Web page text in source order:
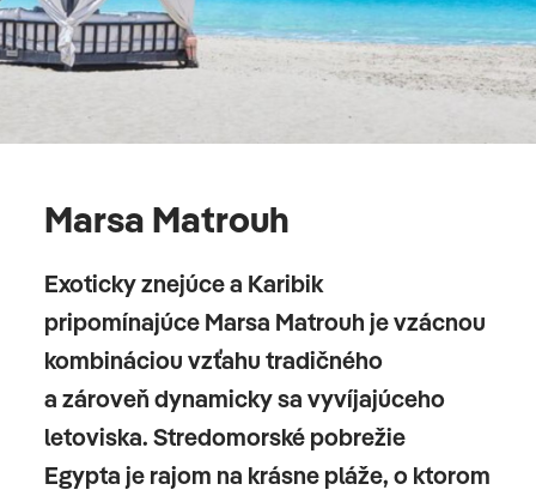
Marsa Matrouh
Exoticky znejúce a Karibik
pripomínajúce Marsa Matrouh je vzácnou
kombináciou vzťahu tradičného
a zároveň dynamicky sa vyvíjajúceho
letoviska. Stredomorské pobrežie
Egypta je rajom na krásne pláže, o ktorom